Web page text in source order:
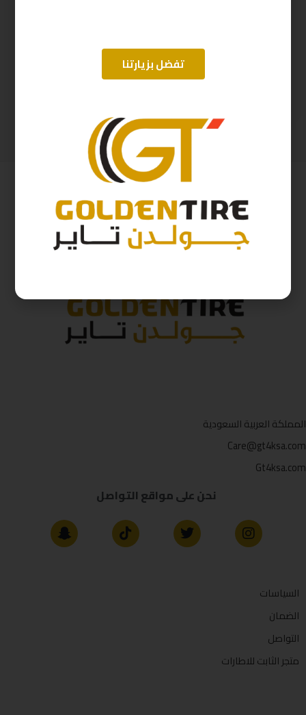
( شامل الضريبة ) 307ر.س 276
المملكة العربية السعودية
Care@gt4ksa.com
Gt4ksa.com
نحن على مواقع التواصل
السياسات
الضمان
التواصل
متجر الثابت للاطارات
تفضل بزيارتنا